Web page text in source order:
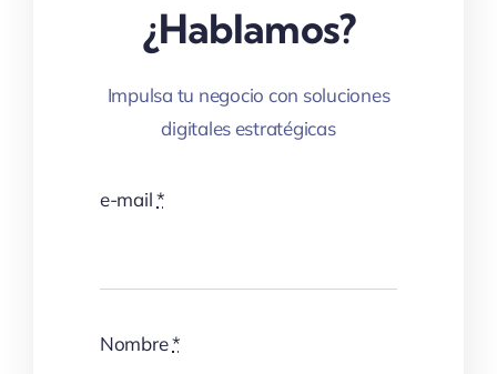
¿Hablamos?
Impulsa tu negocio con soluciones
digitales estratégicas
e-mail*
Nombre*